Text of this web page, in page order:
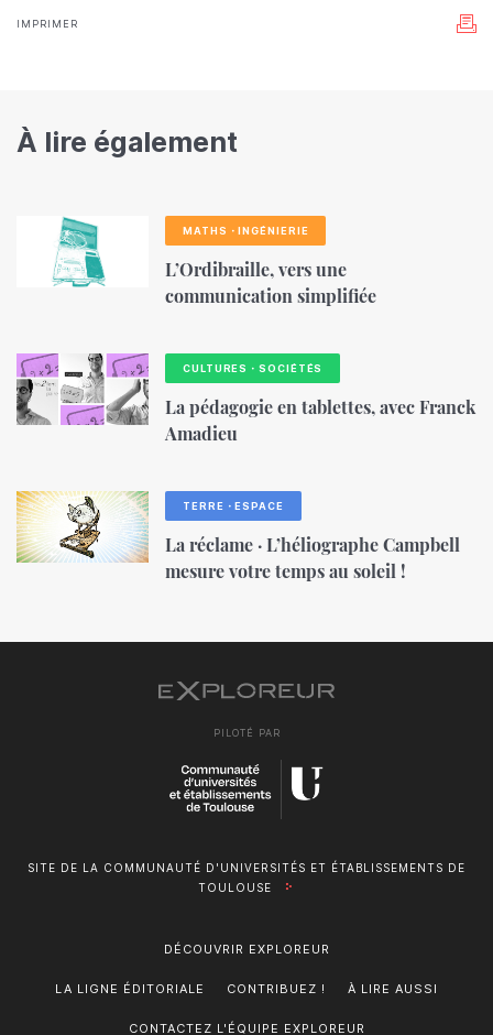
IMPRIMER
À lire également
MATHS・INGÉNIERIE
L’Ordibraille, vers une
communication simplifiée
CULTURES・SOCIÉTÉS
La pédagogie en tablettes, avec Franck
Amadieu
TERRE・ESPACE
La réclame · L’héliographe Campbell
mesure votre temps au soleil !
PILOTÉ PAR
SITE DE LA COMMUNAUTÉ D'UNIVERSITÉS ET ÉTABLISSEMENTS DE
TOULOUSE
DÉCOUVRIR EXPLOREUR
LA LIGNE ÉDITORIALE CONTRIBUEZ ! À LIRE AUSSI
CONTACTEZ L'ÉQUIPE EXPLOREUR